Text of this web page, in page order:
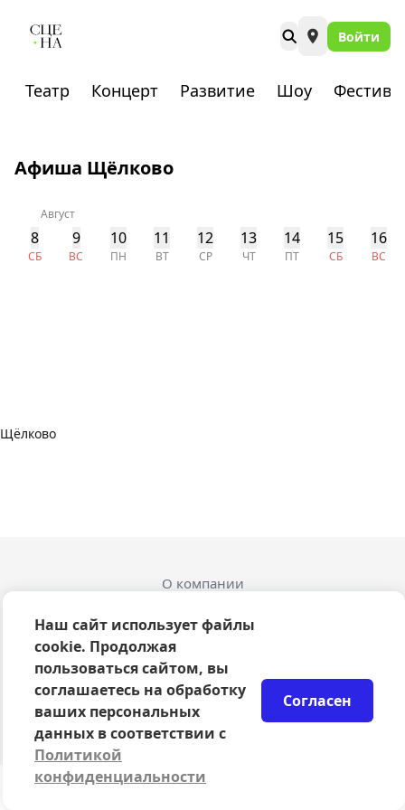
Войти
Театр Концерт Развитие Шоу
Афиша Щёлково
Август
8
СБ
9
ВС
10
ПН
11
ВТ
12
СР
13
ЧТ
14
ПТ
15
СБ
16
ВС
Щёлково
О компании
Политика конфиденциальности
Согласие на обработку персональных данных
Правила возврата билетов
Возврат билетов
Организаторам
© 2024-2026 ООО Сцена
Наш сайт использует файлы
cookie. Продолжая
пользоваться сайтом, вы
соглашаетесь на обработку
ваших персональных
данных в соответствии с
Политикой
конфиденциальности
Согласен